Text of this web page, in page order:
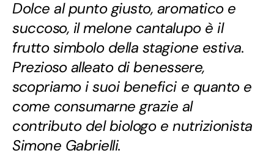
Dolce al punto giusto, aromatico e
succoso, il melone cantalupo è il
frutto simbolo della stagione estiva.
Prezioso alleato di benessere,
scopriamo i suoi benefici e quanto e
come consumarne grazie al
contributo del biologo e nutrizionista
Simone Gabrielli.